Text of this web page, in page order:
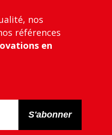
nos
références
en